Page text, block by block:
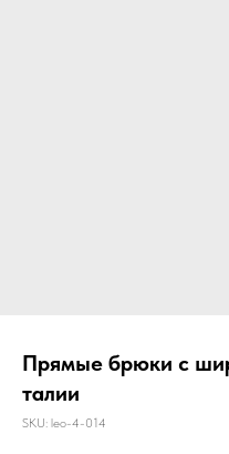
Прямые брюки с
талии
SKU: leo-4-014